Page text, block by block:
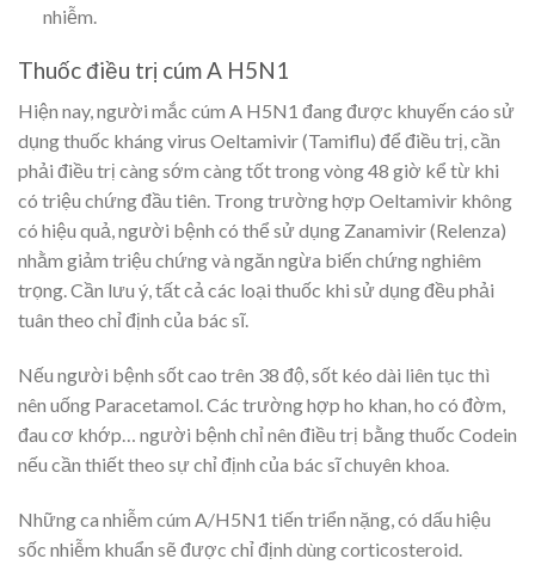
nhiễm.
Thuốc điều trị cúm A H5N1
Hiện nay, người mắc cúm A H5N1 đang được khuyến cáo sử
dụng thuốc kháng virus Oeltamivir (Tamiflu) để điều trị, cần
phải điều trị càng sớm càng tốt trong vòng 48 giờ kể từ khi
có triệu chứng đầu tiên. Trong trường hợp Oeltamivir không
có hiệu quả, người bệnh có thể sử dụng Zanamivir (Relenza)
nhằm giảm triệu chứng và ngăn ngừa biến chứng nghiêm
trọng. Cần lưu ý, tất cả các loại thuốc khi sử dụng đều phải
tuân theo chỉ định của bác sĩ.
Nếu người bệnh sốt cao trên 38 độ, sốt kéo dài liên tục thì
nên uống Paracetamol. Các trường hợp ho khan, ho có đờm,
đau cơ khớp… người bệnh chỉ nên điều trị bằng thuốc Codein
nếu cần thiết theo sự chỉ định của bác sĩ chuyên khoa.
Những ca nhiễm cúm A/H5N1 tiến triển nặng, có dấu hiệu
sốc nhiễm khuẩn sẽ được chỉ định dùng corticosteroid.